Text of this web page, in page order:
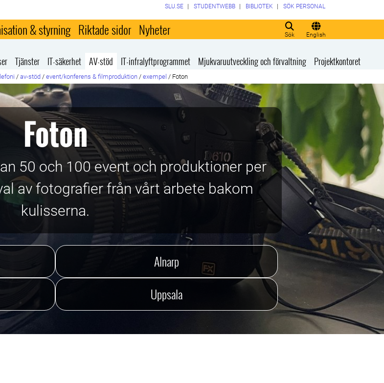
Sök English
SLU.SE STUDENTWEBB BIBLIOTEK SÖK PERSONAL
& styrning Riktade sidor Nyheter
Tjänster IT-säkerhet AV-stöd IT-infralyftprogrammet Mjukvaruutveckling och förvaltning Projektkontoret
/ av-stöd / event/konferens & filmproduktion / exempel / Foton
Foton
50 och 100 event och produktioner per
av fotografier från vårt arbete bakom
kulisserna.
Alnarp
Uppsala